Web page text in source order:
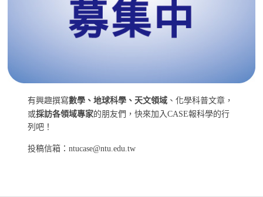
有興趣撰寫數學、地球科學、天文領域 、化學科普文章，
或採訪各領域專家的朋友們，快來加入CASE報科學的行
列吧！
投稿信箱：ntucase@ntu.edu.tw